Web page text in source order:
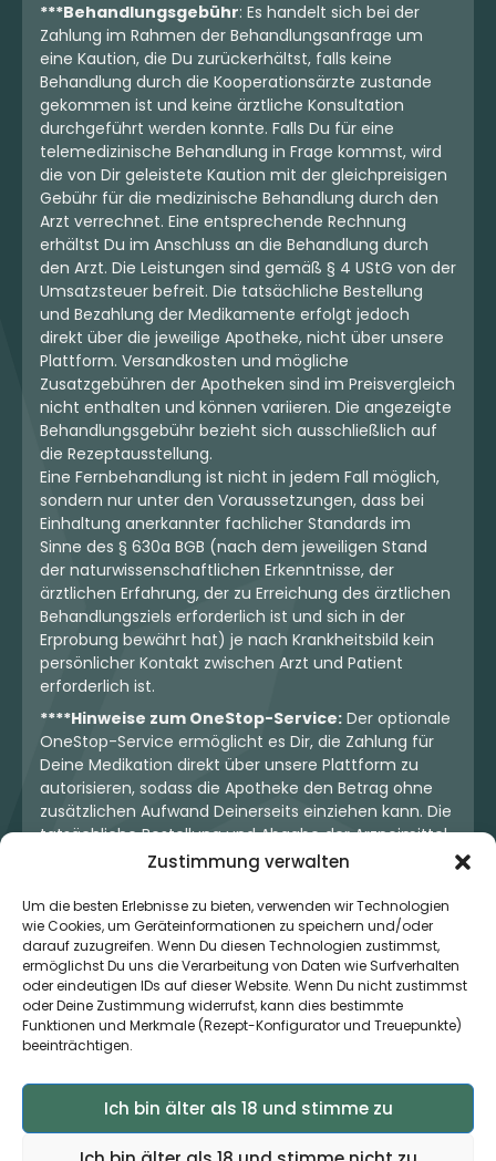
Zustimmung verwalten
Um die besten Erlebnisse zu bieten, verwenden wir Technologien
wie Cookies, um Geräteinformationen zu speichern und/oder
darauf zuzugreifen. Wenn Du diesen Technologien zustimmst,
ermöglichst Du uns die Verarbeitung von Daten wie Surfverhalten
oder eindeutigen IDs auf dieser Website. Wenn Du nicht zustimmst
oder Deine Zustimmung widerrufst, kann dies bestimmte
Funktionen und Merkmale (Rezept-Konfigurator und Treuepunkte)
beeinträchtigen.
Ich bin älter als 18 und stimme zu
***Behandlungsgebühr: Es handelt sich bei der
Zahlung im Rahmen der Behandlungsanfrage um
eine Kaution, die Du zurückerhältst, falls keine
Behandlung durch die Kooperationsärzte zustande
gekommen ist und keine ärztliche Konsultation
durchgeführt werden konnte. Falls Du für eine
telemedizinische Behandlung in Frage kommst, wird
die von Dir geleistete Kaution mit der gleichpreisigen
Gebühr für die medizinische Behandlung durch den
Arzt verrechnet. Eine entsprechende Rechnung
erhältst Du im Anschluss an die Behandlung durch
den Arzt. Die Leistungen sind gemäß § 4 UStG von der
Umsatzsteuer befreit. Die tatsächliche Bestellung
und Bezahlung der Medikamente erfolgt jedoch
direkt über die jeweilige Apotheke, nicht über unsere
Plattform. Versandkosten und mögliche
Zusatzgebühren der Apotheken sind im Preisvergleich
nicht enthalten und können variieren. Die angezeigte
Behandlungsgebühr bezieht sich ausschließlich auf
die Rezeptausstellung.
Eine Fernbehandlung ist nicht in jedem Fall möglich,
sondern nur unter den Voraussetzungen, dass bei
Einhaltung anerkannter fachlicher Standards im
Sinne des § 630a BGB (nach dem jeweiligen Stand
der naturwissenschaftlichen Erkenntnisse, der
ärztlichen Erfahrung, der zu Erreichung des ärztlichen
Behandlungsziels erforderlich ist und sich in der
Erprobung bewährt hat) je nach Krankheitsbild kein
persönlicher Kontakt zwischen Arzt und Patient
erforderlich ist.
****Hinweise zum OneStop-Service: Der optionale
OneStop-Service ermöglicht es Dir, die Zahlung für
Deine Medikation direkt über unsere Plattform zu
autorisieren, sodass die Apotheke den Betrag ohne
zusätzlichen Aufwand Deinerseits einziehen kann. Die
tatsächliche Bestellung und Abgabe der Arzneimittel
erfolgt jedoch ausschließlich über die jeweilige
Dir und der Apotheke. Unser OneStop-Service stellt
kein pharmazeutisches Angebot dar, sondern dient
lediglich der komfortablen Zahlungsabwicklung. Die
Nutzung ist freiwillig und hat keinerlei Einfluss auf die
ärztliche Therapieentscheidung oder die Wahl der
verschriebenen Medikation. Apotheken sind rechtlich
unabhängig und unterliegen den gesetzlichen
© 2026 MedCanOneStop (MCOS GmbH) - Alle Rechte